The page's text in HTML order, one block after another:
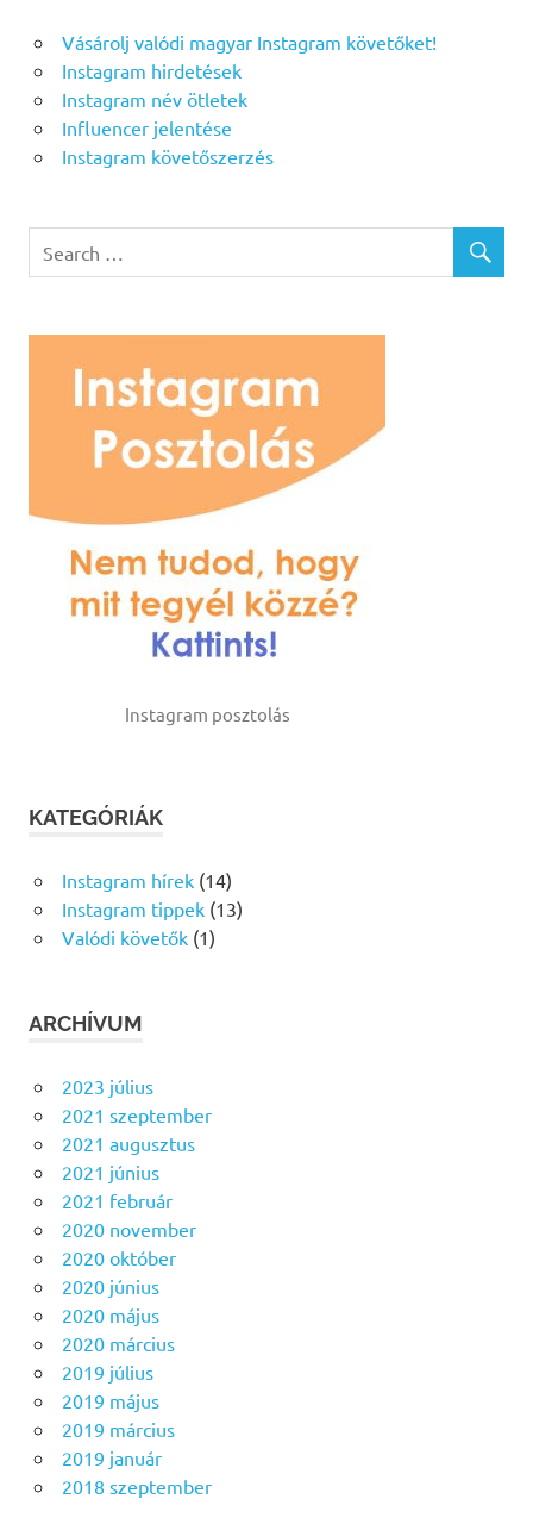
Vásárolj valódi magyar Instagram követőket!
Instagram hirdetések
Instagram név ötletek
Influencer jelentése
Instagram követőszerzés
Instagram posztolás
KATEGÓRIÁK
Instagram hírek(14)
Instagram tippek(13)
Valódi követők(1)
ARCHÍVUM
2023 július
2021 szeptember
2021 augusztus
2021 június
2021 február
2020 november
2020 október
2020 június
2020 május
2020 március
2019 július
2019 május
2019 március
2019 január
2018 szeptember